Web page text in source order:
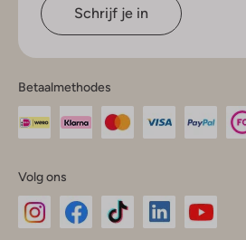
Schrijf je in
Betaalmethodes
Volg ons